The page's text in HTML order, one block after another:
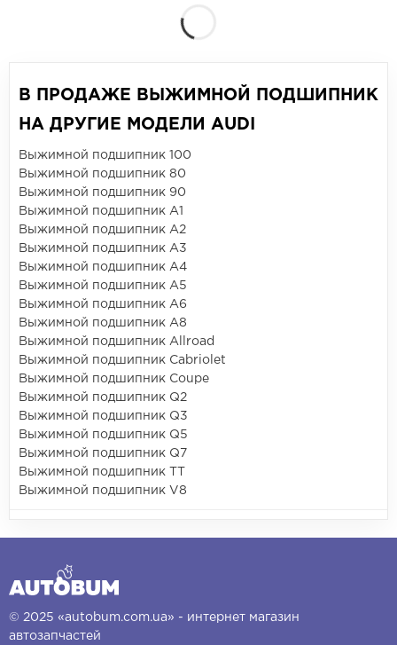
В ПРОДАЖЕ ВЫЖИМНОЙ ПОДШИПНИК
НА ДРУГИЕ МОДЕЛИ AUDI
Выжимной подшипник 100
Выжимной подшипник 80
Выжимной подшипник 90
Выжимной подшипник A1
Выжимной подшипник A2
Выжимной подшипник A3
Выжимной подшипник A4
Выжимной подшипник A5
Выжимной подшипник A6
Выжимной подшипник A8
Выжимной подшипник Allroad
Выжимной подшипник Cabriolet
Выжимной подшипник Coupe
Выжимной подшипник Q2
Выжимной подшипник Q3
Выжимной подшипник Q5
Выжимной подшипник Q7
Выжимной подшипник TT
Выжимной подшипник V8
© 2025 «autobum.com.ua» - интернет магазин
автозапчастей